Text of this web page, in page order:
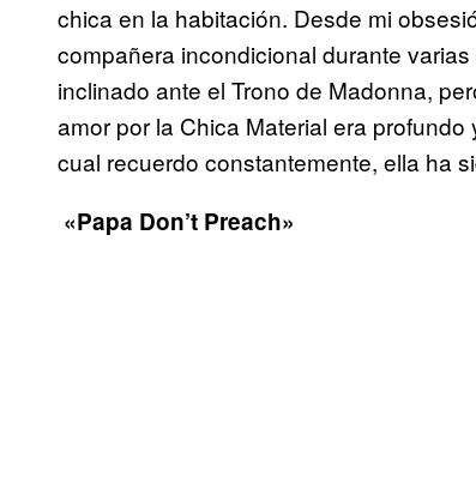
chica en la habitación. Desde mi
compañera incondicional durante
inclinado ante el Trono de Madonna,
amor por la Chica Material era
cual recuerdo constantemente, ella ha
«Papa Don’t Preach»